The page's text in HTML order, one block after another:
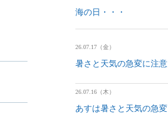
海の日・・・
26.07.17（金）
暑さと天気の急変に注意
26.07.16（木）
あすは暑さと天気の急変